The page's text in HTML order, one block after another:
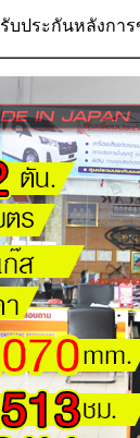
รับประกันหลังการ